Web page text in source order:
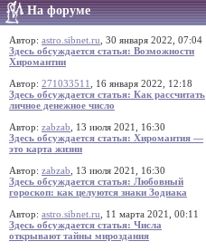
На форуме
Автор: astro.sibnet.ru , 30 января 2022, 07:04
Здесь обсуждается статья: Возможности
Хиромантии
Автор: 271033511
, 16 января 2022, 12:18
Здесь обсуждается статья: Как рассчитать
личное денежное число
Автор: zabzab , 13 июля 2021, 16:30
Здесь обсуждается статья: Хиромантия —
это карта жизни
Автор: zabzab , 13 июля 2021, 16:30
Здесь обсуждается статья: Любовный
гороскоп: как целуются знаки Зодиака
Автор: astro.sibnet.ru , 11 марта 2021, 00:11
Здесь обсуждается статья: Числа
открывают тайны мироздания